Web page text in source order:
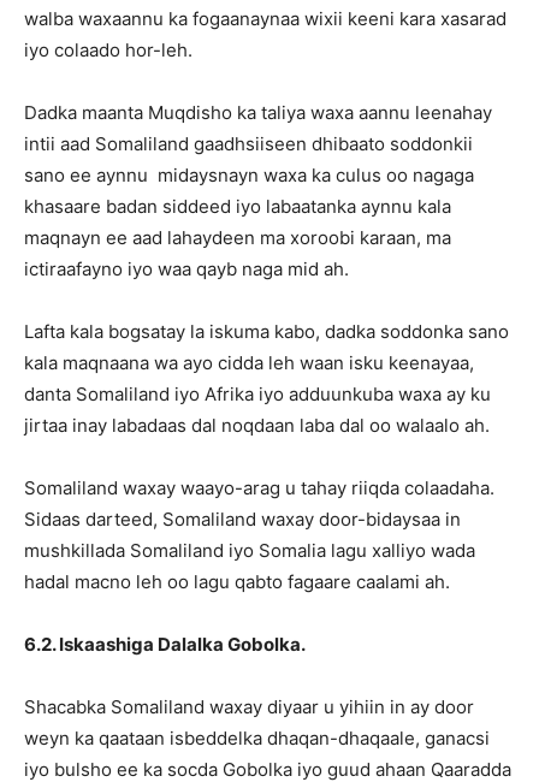
walba waxaannu ka fogaanaynaa wixii keeni kara xasarad
iyo colaado hor-leh.
Dadka maanta Muqdisho ka taliya waxa aannu leenahay
intii aad Somaliland gaadhsiiseen dhibaato soddonkii
sano ee aynnu midaysnayn waxa ka culus oo nagaga
khasaare badan siddeed iyo labaatanka aynnu kala
maqnayn ee aad lahaydeen ma xoroobi karaan, ma
ictiraafayno iyo waa qayb naga mid ah.
Lafta kala bogsatay la iskuma kabo, dadka soddonka sano
kala maqnaana wa ayo cidda leh waan isku keenayaa,
danta Somaliland iyo Afrika iyo adduunkuba waxa ay ku
jirtaa inay labadaas dal noqdaan laba dal oo walaalo ah.
Somaliland waxay waayo-arag u tahay riiqda colaadaha.
Sidaas darteed, Somaliland waxay door-bidaysaa in
mushkillada Somaliland iyo Somalia lagu xalliyo wada
hadal macno leh oo lagu qabto fagaare caalami ah.
6.2. Iskaashiga Dalalka Gobolka.
Shacabka Somaliland waxay diyaar u yihiin in ay door
weyn ka qaataan isbeddelka dhaqan-dhaqaale, ganacsi
iyo bulsho ee ka socda Gobolka iyo guud ahaan Qaaradda